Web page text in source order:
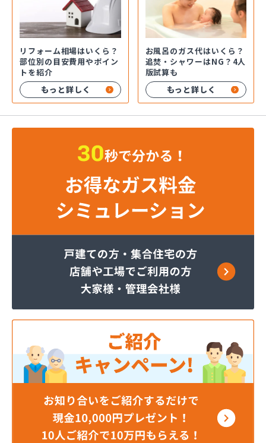
リフォーム相場はいくら？
部位別の目安費用やポイン
トを紹介
もっと詳しく
お風呂のガス代はいくら？
追焚・シャワーはNG？4人
版試算も
もっと詳しく